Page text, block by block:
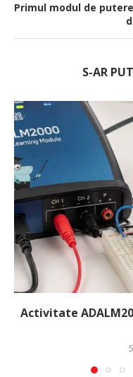
Primul modul de
S-AR
Activitate